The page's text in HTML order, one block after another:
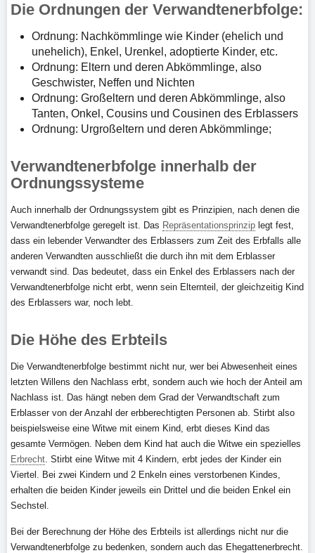
Die Ordnungen der Verwandtenerbfolge:
Ordnung: Nachkömmlinge wie Kinder (ehelich und
unehelich), Enkel, Urenkel, adoptierte Kinder, etc.
Ordnung: Eltern und deren Abkömmlinge, also
Geschwister, Neffen und Nichten
Ordnung: Großeltern und deren Abkömmlinge, also
Tanten, Onkel, Cousins und Cousinen des Erblassers
Ordnung: Urgroßeltern und deren Abkömmlinge;
Verwandtenerbfolge innerhalb der
Ordnungssysteme
Auch innerhalb der Ordnungssystem gibt es Prinzipien, nach denen die
Verwandtenerbfolge geregelt ist. Das Repräsentationsprinzip legt fest,
dass ein lebender Verwandter des Erblassers zum Zeit des Erbfalls alle
anderen Verwandten ausschließt die durch ihn mit dem Erblasser
verwandt sind. Das bedeutet, dass ein Enkel des Erblassers nach der
Verwandtenerbfolge nicht erbt, wenn sein Elternteil, der gleichzeitig Kind
des Erblassers war, noch lebt.
Die Höhe des Erbteils
Die Verwandtenerbfolge bestimmt nicht nur, wer bei Abwesenheit eines
letzten Willens den Nachlass erbt, sondern auch wie hoch der Anteil am
Nachlass ist. Das hängt neben dem Grad der Verwandtschaft zum
Erblasser von der Anzahl der erbberechtigten Personen ab. Stirbt also
beispielsweise eine Witwe mit einem Kind, erbt dieses Kind das
gesamte Vermögen. Neben dem Kind hat auch die Witwe ein spezielles
Erbrecht. Stirbt eine Witwe mit 4 Kindern, erbt jedes der Kinder ein
Viertel. Bei zwei Kindern und 2 Enkeln eines verstorbenen Kindes,
erhalten die beiden Kinder jeweils ein Drittel und die beiden Enkel ein
Sechstel.
Bei der Berechnung der Höhe des Erbteils ist allerdings nicht nur die
Verwandtenerbfolge zu bedenken, sondern auch das Ehegattenerbrecht.